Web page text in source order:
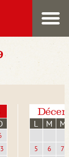
L M M
5 6
7